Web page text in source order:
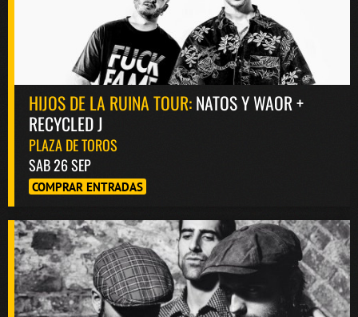
HIJOS DE LA RUINA TOUR:NATOS Y WAOR +
RECYCLED J
PLAZA DE TOROS
SAB 26 SEP
COMPRAR ENTRADAS